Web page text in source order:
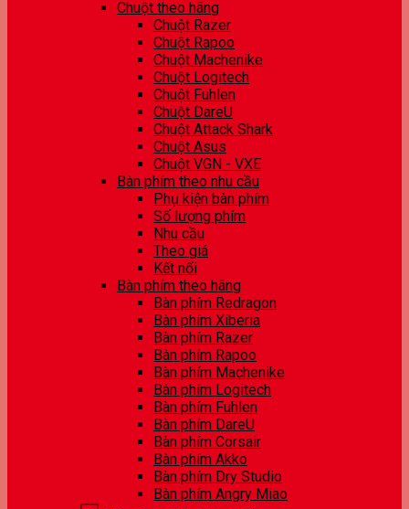
Chuột theo hãng
Chuột Razer
Chuột Rapoo
Chuột Machenike
Chuột Logitech
Chuột Fuhlen
Chuột DareU
Chuột Attack Shark
Chuột Asus
Chuột VGN - VXE
Bàn phím theo nhu cầu
Phụ kiện bàn phím
Số lượng phím
Nhu cầu
Theo giá
Kết nối
Bàn phím theo hãng
Bàn phím Redragon
Bàn phím Xiberia
Bàn phím Razer
Bàn phím Rapoo
Bàn phím Machenike
Bàn phím Logitech
Bàn phím Fuhlen
Bàn phím DareU
Bàn phím Corsair
Bàn phím Akko
Bàn phím Dry Studio
Bàn phím Angry Miao